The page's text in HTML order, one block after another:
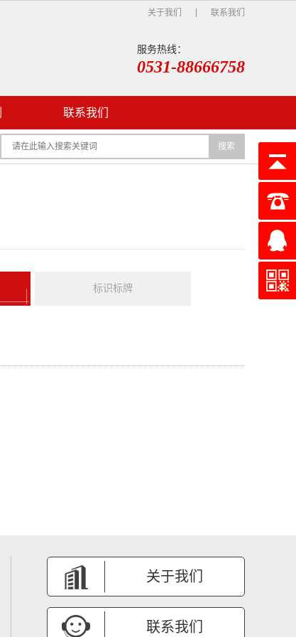
关于我们 联系我们
服务热线：
0531-88666758
联系我们
搜索
标识标牌
关于我们
联系我们